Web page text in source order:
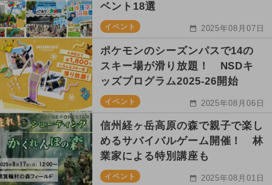
ベント18選
イベント 2025年08月07日
ポケモンのシーズンパスで14の
スキー場が滑り放題！ NSDキ
ッズプログラム2025-26開始
イベント 2025年08月06日
信州経ヶ岳高原の森で親子で楽し
めるサバイバルゲーム開催！ 林
業家による特別講座も
イベント 2025年08月01日